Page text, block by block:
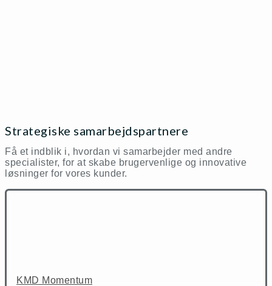
Strategiske samarbejdspartnere
Få et indblik i, hvordan vi samarbejder med andre
specialister, for at skabe brugervenlige og innovative
løsninger for vores kunder.
KMD Momentum